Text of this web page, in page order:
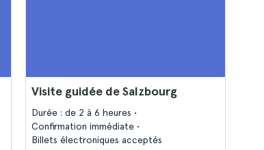
Visite guidée de Salzbourg
Durée : de 2 à 6 heures
Confirmation immédiate
Billets électroniques acceptés